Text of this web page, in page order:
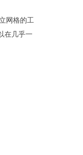
网格的工
在几乎一